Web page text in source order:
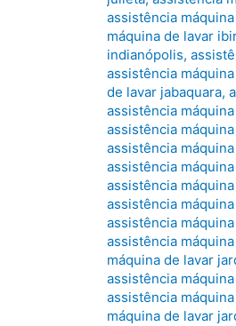
assistência
máquina de lavar
indianópolis,
assistência
de lavar jabaquara,
assistência
assistência
assistência
assistência
assistência
assistência
assistência
assistência
máquina de lavar
assistência
assistência
máquina de lavar